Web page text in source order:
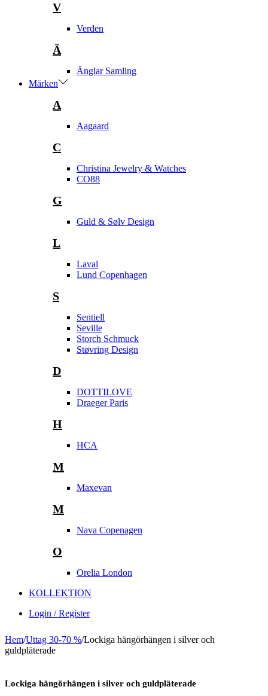
V
Verden
Ä
Änglar Samling
Märken
A
Aagaard
C
Christina Jewelry & Watches
CO88
G
Guld & Sølv Design
L
Laval
Lund Copenhagen
S
Sentiell
Seville
Storch Schmuck
Støvring Design
D
DOTTILOVE
Draeger Paris
H
HCA
M
Maxevan
M
Nava Copenagen
O
Orelia London
KOLLEKTION
Login / Register
Hem/Uttag 30-70 %/Lockiga hängörhängen i silver och
guldpläterade
Lockiga hängörhängen i silver och guldpläterade